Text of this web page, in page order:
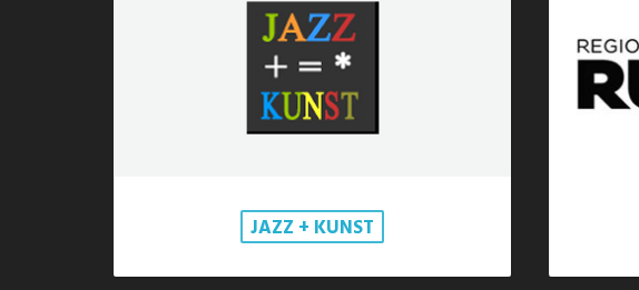
JAZZ + KUNST